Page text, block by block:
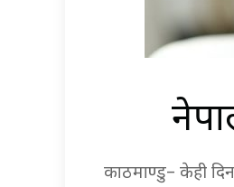
काठमाण्डु– केही